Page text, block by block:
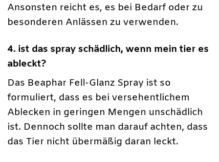
Ansonsten reicht es, es bei Bedarf oder zu
besonderen Anlässen zu verwenden.
4. ist das spray schädlich, wenn mein tier es
ableckt?
Das Beaphar Fell-Glanz Spray ist so
formuliert, dass es bei versehentlichem
Ablecken in geringen Mengen unschädlich
ist. Dennoch sollte man darauf achten, dass
das Tier nicht übermäßig daran leckt.